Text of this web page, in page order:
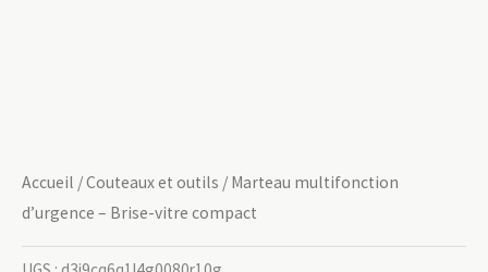
Accueil /Couteaux et outils / Marteau multifonction
d’urgence – Brise-vitre compact